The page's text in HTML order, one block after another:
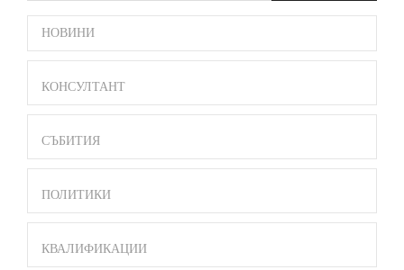
SIDE
BAR
MENU
НОВИНИ
КОНСУЛТАНТ
СЪБИТИЯ
ПОЛИТИКИ
КВАЛИФИКАЦИИ